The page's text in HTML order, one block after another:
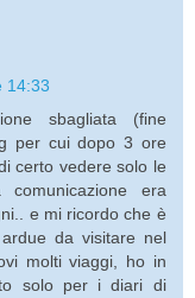
14:33
sbagliata (fine
per cui dopo 3 ore
certo vedere solo le
era
e mi ricordo che è
da visitare nel
molti viaggi, ho in
solo per i diari di